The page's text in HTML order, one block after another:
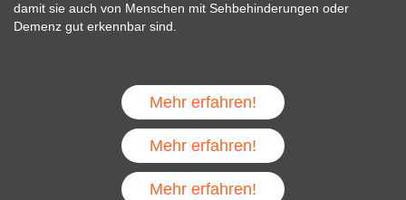
damit sie auch von Menschen mit Sehbehinderungen oder
Demenz gut erkennbar sind.
Mehr erfahren!
Mehr erfahren!
Mehr erfahren!